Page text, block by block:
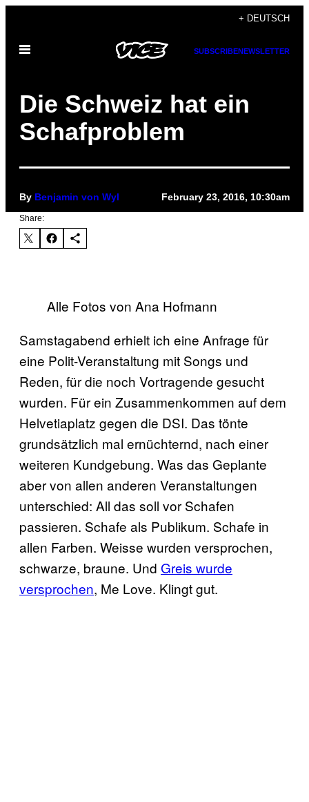
content
+ DEUTSCH
Open
SUBSCRIBENEWSLETTER
Die Schweiz hat ein
Schafproblem
By Benjamin von Wyl February 23, 2016, 10:30am
Share:
Alle Fotos von Ana Hofmann
Samstagabend erhielt ich eine Anfrage für
eine Polit-Veranstaltung mit Songs und
Reden, für die noch Vortragende gesucht
wurden. Für ein Zusammenkommen auf dem
Helvetiaplatz gegen die DSI. Das tönte
grundsätzlich mal ernüchternd, nach einer
weiteren Kundgebung. Was das Geplante
aber von allen anderen Veranstaltungen
unterschied: All das soll vor Schafen
passieren. Schafe als Publikum. Schafe in
allen Farben. Weisse wurden versprochen,
schwarze, braune. Und Greis wurde
versprochen, Me Love. Klingt gut.